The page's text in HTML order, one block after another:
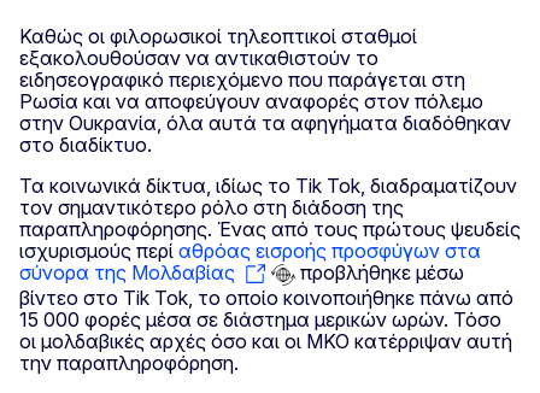
Καθώς οι φιλορωσικοί τηλεοπτικοί σταθμοί
εξακολουθούσαν να αντικαθιστούν το
ειδησεογραφικό περιεχόμενο που παράγεται στη
Ρωσία και να αποφεύγουν αναφορές στον πόλεμο
στην Ουκρανία, όλα αυτά τα αφηγήματα διαδόθηκαν
στο διαδίκτυο.
Τα κοινωνικά δίκτυα, ιδίως το Tik Tok, διαδραματίζουν
τον σημαντικότερο ρόλο στη διάδοση της
παραπληροφόρησης. Ένας από τους πρώτους ψευδείς
ισχυρισμούς περί αθρόας εισροής προσφύγων στα
σύνορα της Μολδαβίας
προβλήθηκε μέσω
βίντεο στο Tik Tok, το οποίο κοινοποιήθηκε πάνω από
15 000 φορές μέσα σε διάστημα μερικών ωρών. Τόσο
οι μολδαβικές αρχές όσο και οι ΜΚΟ κατέρριψαν αυτή
την παραπληροφόρηση.